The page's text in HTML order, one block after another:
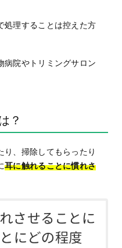
処理することは控えた方
病院やトリミングサロン
？
り、掃除してもらったり
耳に触れることに慣れさ